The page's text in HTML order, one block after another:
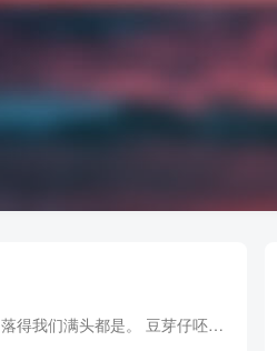
大量碎石散土落下，落得我们满头都是。 豆芽仔呸了好几口，神色慌乱的大喊大叫。 姜圆在坑口上看着这一切一直在笑。 见我不为所动，豆芽仔手挡着头大喊:“快想办法峰子！” “要死了！他妈的我...